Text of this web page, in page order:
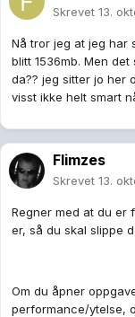
Skrevet 13.
Nå tror jeg at jeg har
blitt 1536mb. Men
da?? jeg sitter jo her
visst ikke helt smart
Flimzes
Skrevet 13.
Regner med at du
er, så du skal slippe
Om du åpner
performance/ytelse,